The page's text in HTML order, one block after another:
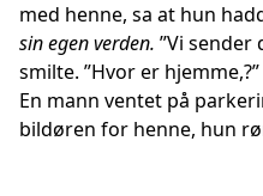
med henne, sa at hun
sin egen verden. ”Vi sender
smilte. ”Hvor er
En mann ventet på
bildøren for henne, hun